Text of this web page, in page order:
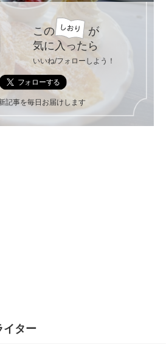
この
が
気に入ったら
いいね/フォローしよう！
記事を毎日お届けします
イター